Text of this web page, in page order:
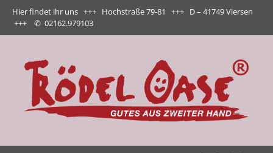
Zum
Inhalt
springen
Hier findet ihr uns +++ Hochstraße 79-81 +++ D – 41749 Viersen
+++ ✆ 02162.979103